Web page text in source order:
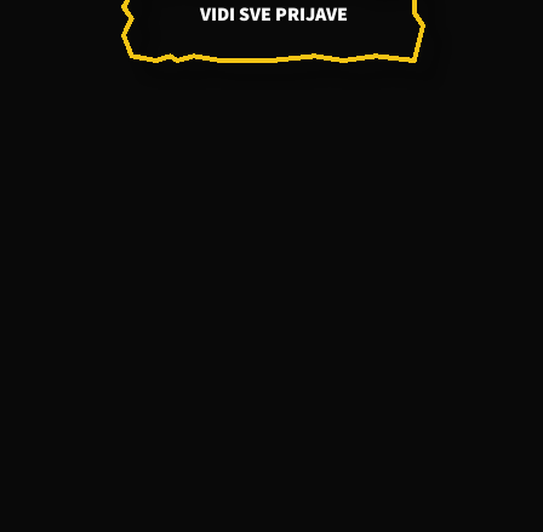
VIDI SVE PRIJAVE